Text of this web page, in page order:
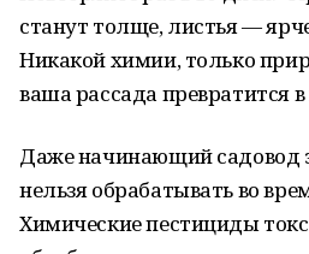
станут толще, листья —
Никакой химии, только
ваша рассада превратится
Даже начинающий садовод
нельзя обрабатывать во
Химические пестициды